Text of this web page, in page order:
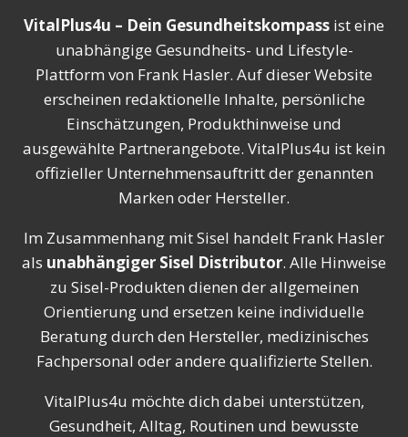
VitalPlus4u – Dein Gesundheitskompass ist eine
unabhängige Gesundheits- und Lifestyle-
Plattform von Frank Hasler. Auf dieser Website
erscheinen redaktionelle Inhalte, persönliche
Einschätzungen, Produkthinweise und
ausgewählte Partnerangebote. VitalPlus4u ist kein
offizieller Unternehmensauftritt der genannten
Marken oder Hersteller.
Im Zusammenhang mit Sisel handelt Frank Hasler
als unabhängiger Sisel Distributor. Alle Hinweise
zu Sisel-Produkten dienen der allgemeinen
Orientierung und ersetzen keine individuelle
Beratung durch den Hersteller, medizinisches
Fachpersonal oder andere qualifizierte Stellen.
VitalPlus4u möchte dich dabei unterstützen,
Gesundheit, Alltag, Routinen und bewusste